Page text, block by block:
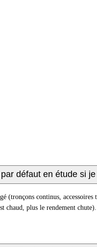
défaut en étude si
continus,
chaud, plus le rendement